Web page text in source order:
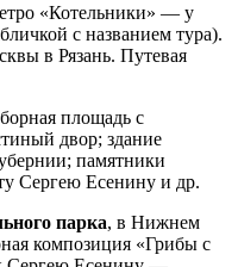
«Котельники» — у
с названием тура).
в Рязань. Путевая
площадь с
двор; здание
памятники
Сергею Есенину и др.
парка, в Нижнем
композиция «Грибы с